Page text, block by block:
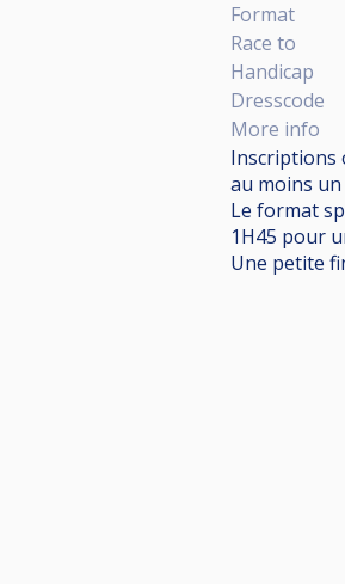
Format
Race to
Handicap
Dresscode
More info
Inscriptions
au moins
Le format
1H45 pour
Une petite